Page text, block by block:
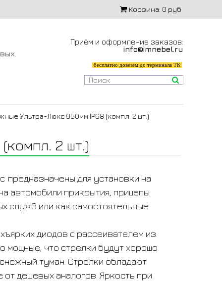
Корзина: 0 руб
Приём и оформление заказов:
info@imnebel.ru
бесплатно довезем до терминала ТК
Ультра-Люкс 950мм IP68 (компл. 2 шт.)
2 шт.)
предназначены для установки на
автомобили прикрытия, прицепы
служб или как самостоятельные
диодов с рассеивателем из
мощные, что стрелки будут хорошо
туман. Стрелки обладают
дешевых аналогов. Яркость при